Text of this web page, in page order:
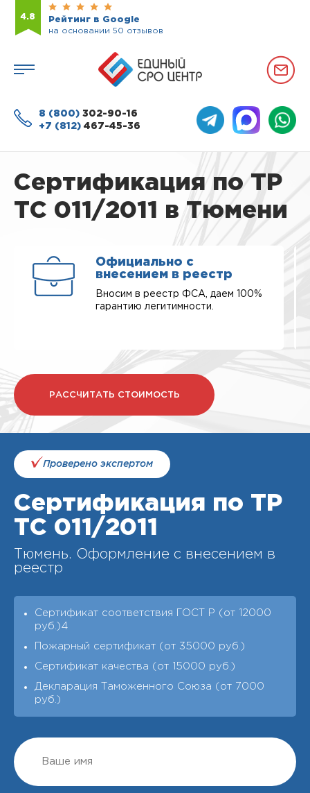
4.8
Рейтинг в Google
на основании 50 отзывов
8 (800) 302-90-16
+7 (812) 467-45-36
Сертификация по ТР
ТС 011/2011 в Тюмени
Официально с
внесением в реестр
Вносим в реестр ФСА, даем 100%
гарантию легитимности.
РАССЧИТАТЬ СТОИМОСТЬ
Проверено экспертом
Сертификация по ТР
ТС 011/2011
Тюмень. Оформление с внесением в
реестр
Сертификат соответствия ГОСТ Р (от 12000
руб.)4
Пожарный сертификат (от 35000 руб.)
Сертификат качества (от 15000 руб.)
Декларация Таможенного Союза (от 7000
руб.)